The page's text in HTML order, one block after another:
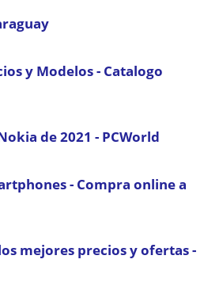
y Modelos - Catalogo
de 2021 - PCWorld
- Compra online a
mejores precios y ofertas -